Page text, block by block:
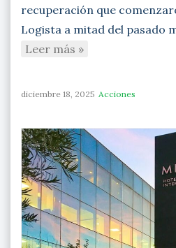
recuperación que
Logista a mitad del pasado
Leer más »
diciembre 18, 2025 Acciones